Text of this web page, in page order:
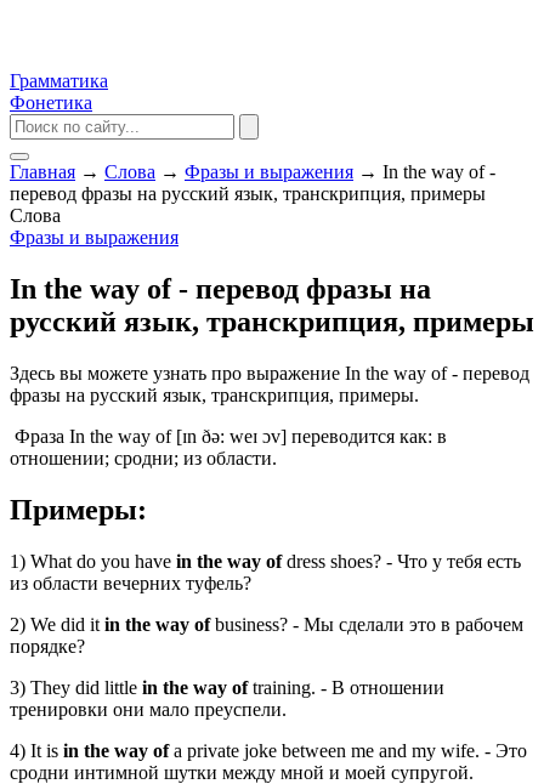
Грамматика
Фонетика
Главная → Слова → Фразы и выражения → In the way of -
перевод фразы на русский язык, транскрипция, примеры
Слова
Фразы и выражения
In the way of - перевод фразы на
русский язык, транскрипция, примеры
Здесь вы можете узнать про выражение In the way of - перевод
фразы на русский язык, транскрипция, примеры.
Фраза In the way of [ɪn ðə: weɪ ɔv] переводится как: в
отношении; сродни; из области.
Примеры:
1) What do you have in the way ofdress shoes? - Что у тебя есть
из области вечерних туфель?
2) We did it in the way ofbusiness? - Мы сделали это в рабочем
порядке?
3) They did little in the way oftraining. - В отношении
тренировки они мало преуспели.
4) It is in the way ofa private joke between me and my wife. - Это
сродни интимной шутки между мной и моей супругой.